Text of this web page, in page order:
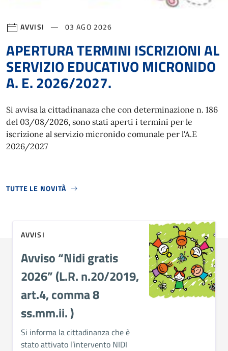
AVVISI 03 AGO 2026
APERTURA TERMINI ISCRIZIONI AL
SERVIZIO EDUCATIVO MICRONIDO
A. E. 2026/2027.
Si avvisa la cittadinanaza che con determinazione n. 186
del 03/08/2026, sono stati aperti i termini per le
iscrizione al servizio micronido comunale per l'A.E
2026/2027
TUTTE LE NOVITÀ
AVVISI
Avviso “Nidi gratis
2026” (L.R. n.20/2019,
art.4, comma 8
ss.mm.ii. )
Si informa la cittadinanza che è
stato attivato l’intervento NIDI